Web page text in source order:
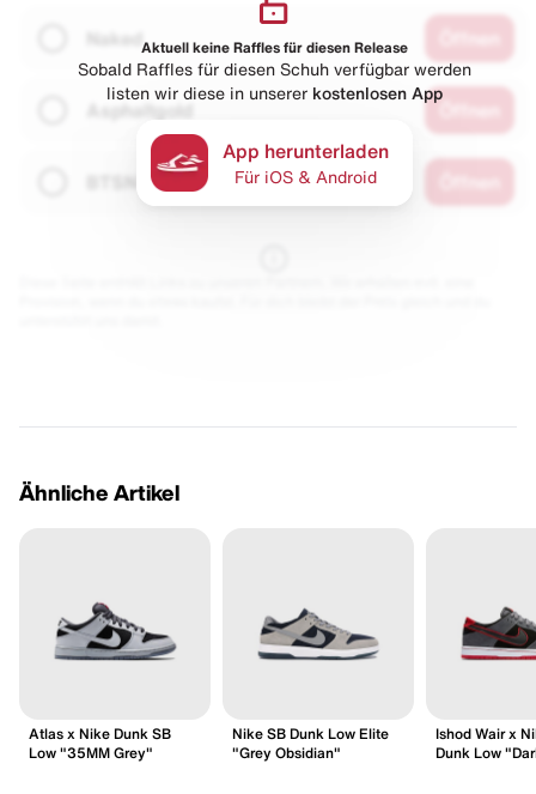
Naked
Asphaltgold
Aktuell keine Raffles für diesen Release
Sobald Raffles für diesen Schuh verfügbar werden
listen wir diese in unserer kostenlosen App
App herunterladen
Für iOS & Android
Ähnliche Artikel
Atlas x Nike Dunk SB
Low "35MM Grey"
Nike SB Dunk Low Elite
"Grey Obsidian"
Ishod Wair x
Dunk Low